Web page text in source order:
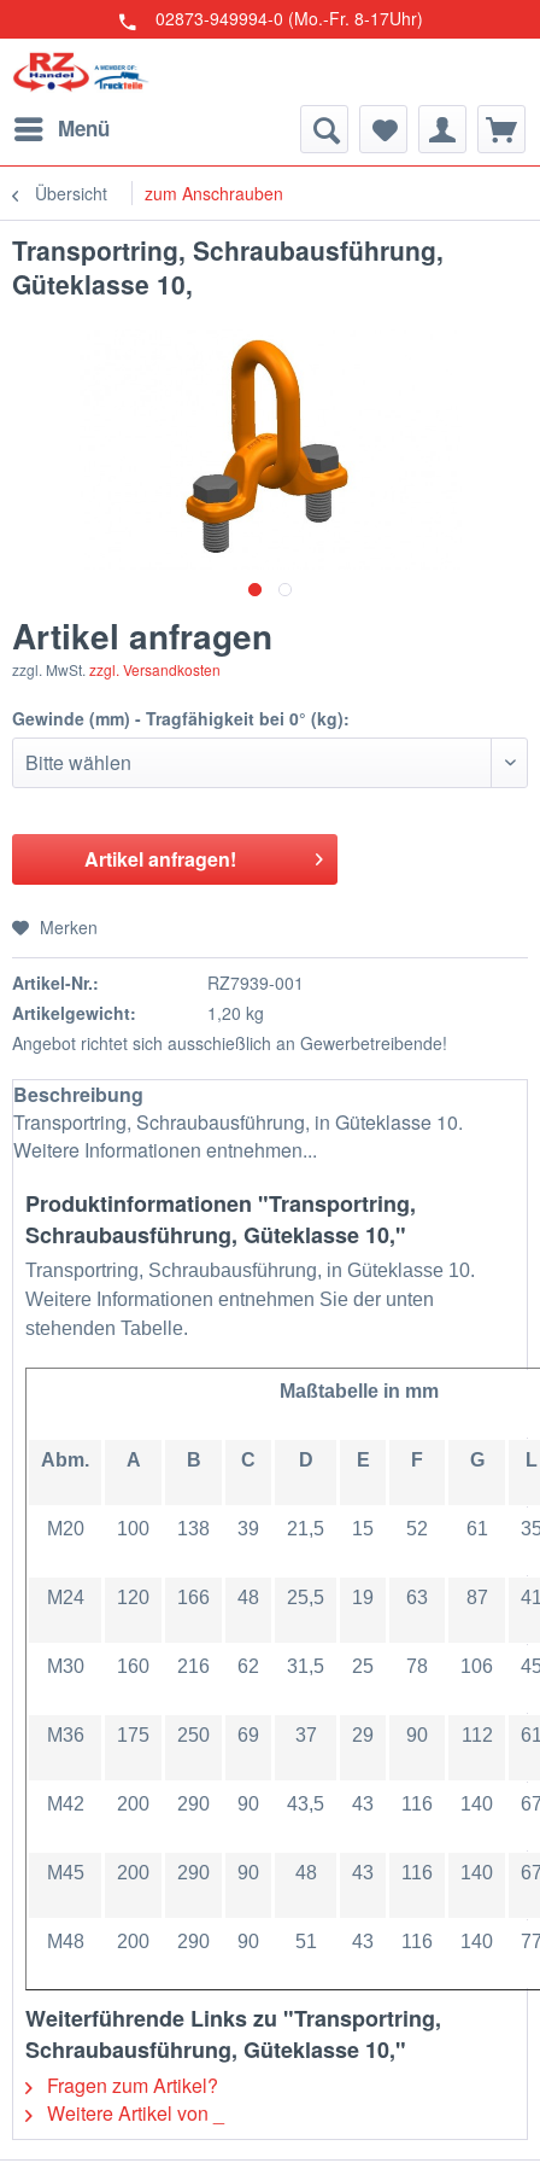
02873-949994-0 (Mo.-Fr. 8-17Uhr)
Menü
Übersicht zum Anschrauben
Transportring, Schraubausführung,
Güteklasse 10,
Artikel anfragen
zzgl. MwSt. zzgl. Versandkosten
Gewinde (mm) - Tragfähigkeit bei 0° (kg):
Artikel anfragen!
Merken
Artikel-Nr.:
RZ7939-001
Artikelgewicht:
1,20 kg
Angebot richtet sich ausschießlich an Gewerbetreibende!
Beschreibung
Transportring, Schraubausführung, in Güteklasse 10.
Weitere Informationen entnehmen...
Produktinformationen "Transportring,
Schraubausführung, Güteklasse 10,"
Transportring, Schraubausführung, in Güteklasse 10.
Weitere Informationen entnehmen Sie der unten
stehenden Tabelle.
Maßtabelle in mm
Abm. A B C D E F G L
M20 100 138 39 21,5 15 52 61
M24 120 166 48 25,5 19 63 87
M30 160 216 62 31,5 25 78 106
M36 175 250 69 37 29 90 112
M42 200 290 90 43,5 43 116 140
M45 200 290 90 48 43 116 140
M48 200 290 90 51 43 116 140
Weiterführende Links zu "Transportring,
Schraubausführung, Güteklasse 10,"
Fragen zum Artikel?
Weitere Artikel von _